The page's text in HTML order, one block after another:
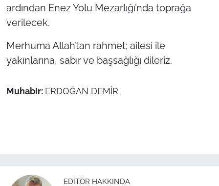
ardından Enez Yolu Mezarlığı’nda toprağa
verilecek.
Merhuma Allah’tan rahmet; ailesi ile
yakınlarına, sabır ve başsağlığı dileriz.
Muhabir: ERDOĞAN DEMİR
EDITÖR HAKKINDA
TÜRKİYE
Güvenlik
Magazin